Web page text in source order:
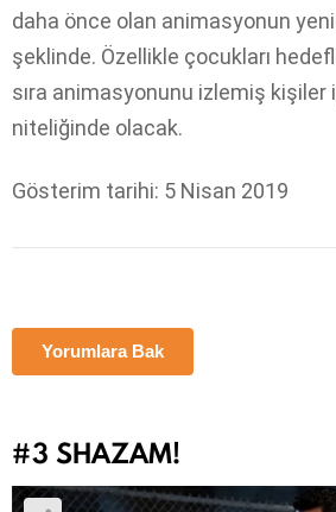
daha önce olan animasyonun
şeklinde. Özellikle çocukları
sıra animasyonunu izlemiş kişiler
niteliğinde olacak.
Gösterim tarihi: 5 Nisan 2019
Yorumlara Bak
#3 SHAZAM!